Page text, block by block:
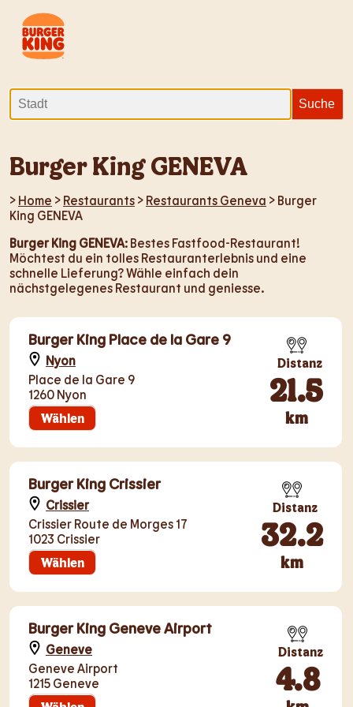
Burger King GENEVA
> Home > Restaurants > Restaurants Geneva > Burger
King GENEVA
Burger King GENEVA: Bestes Fastfood-Restaurant!
Möchtest du ein tolles Restauranterlebnis und eine
schnelle Lieferung? Wähle einfach dein
nächstgelegenes Restaurant und geniesse.
Burger King Place de la Gare 9
Nyon
Place de la Gare 9
1260 Nyon
Wählen
Distanz
21.5
km
Burger King Crissier
Crissier
Crissier Route de Morges 17
1023 Crissier
Wählen
Distanz
32.2
km
Burger King Geneve Airport
Geneve
Geneve Airport
1215 Geneve
Distanz
4.8